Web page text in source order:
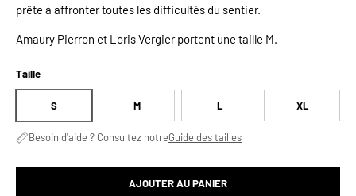
prête à affronter toutes les difficultés du sentier.
Amaury Pierron et Loris Vergier portent une taille M.
Taille
S M L XL
Besoin d'aide ? Consultez notreGuide des tailles
AJOUTER AU PANIER